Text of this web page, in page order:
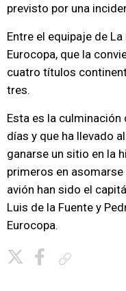
previsto por una
Entre el equipaje de
Eurocopa, que la
cuatro títulos
tres.
Esta es la
días y que ha llevado
ganarse un sitio en la
primeros en
avión han sido el
Luis de la Fuente y
Eurocopa.